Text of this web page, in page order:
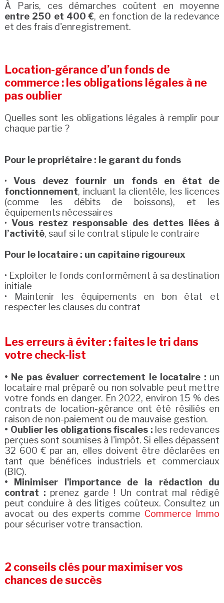
À Paris, ces démarches coûtent en moyenne
entre 250 et 400 €, en fonction de la redevance
et des frais d'enregistrement.
Location-gérance d’un fonds de
commerce : les obligations légales à ne
pas oublier
Quelles sont les obligations légales à remplir pour
chaque partie ?
Pour le propriétaire : le garant du fonds
• Vous devez fournir un fonds en état de
fonctionnement, incluant la clientèle, les licences
(comme les débits de boissons), et les
équipements nécessaires
•Vous restez responsable des dettes liées à
l’activité, sauf si le contrat stipule le contraire
Pour le locataire : un capitaine rigoureux
• Exploiter le fonds conformément à sa destination
initiale
• Maintenir les équipements en bon état et
respecter les clauses du contrat
Les erreurs à éviter : faites le tri dans
votre check-list
• Ne pas évaluer correctement le locataire : un
locataire mal préparé ou non solvable peut mettre
votre fonds en danger. En 2022, environ 15 % des
contrats de location-gérance ont été résiliés en
raison de non-paiement ou de mauvaise gestion.
• Oublier les obligations fiscales : les redevances
perçues sont soumises à l'impôt. Si elles dépassent
32 600 € par an, elles doivent être déclarées en
tant que bénéfices industriels et commerciaux
(BIC).
• Minimiser l'importance de la rédaction du
contrat : prenez garde ! Un contrat mal rédigé
peut conduire à des litiges coûteux. Consultez un
avocat ou des experts comme Commerce Immo
pour sécuriser votre transaction.
2 conseils clés pour maximiser vos
chances de succès